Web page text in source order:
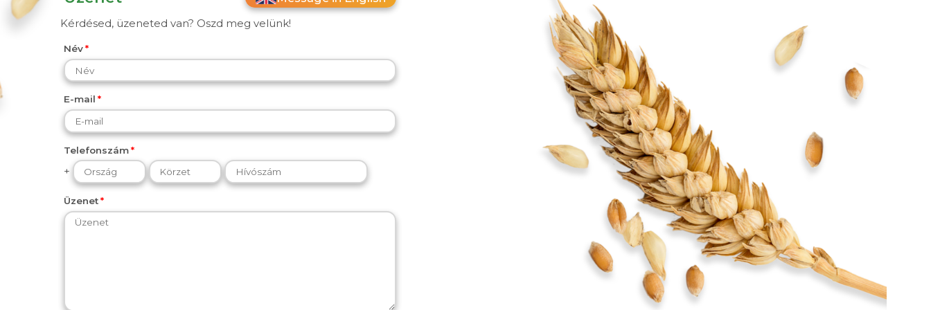
Kérdésed, üzeneted van? Oszd meg velünk!
Név
E-mail
Telefonszám
+
Üzenet